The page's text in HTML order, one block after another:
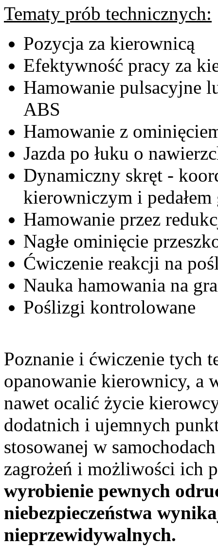
Tematy prób technicznych:
Pozycja za kierownicą
Efektywność pracy za
Hamowanie pulsacyjne
ABS
Hamowanie z
Jazda po łuku o
Dynamiczny skręt -
kierowniczym i pedałem
Hamowanie przez
Nagłe ominięcie
Ćwiczenie reakcji na
Nauka hamowania na
Poślizgi kontrolowane
Poznanie i ćwiczenie tych
opanowanie kierownicy, a
nawet ocalić życie
dodatnich i ujemnych
stosowanej w
zagrożeń i możliwości ich
wyrobienie pewnych
niebezpieczeństwa
nieprzewidywalnych.